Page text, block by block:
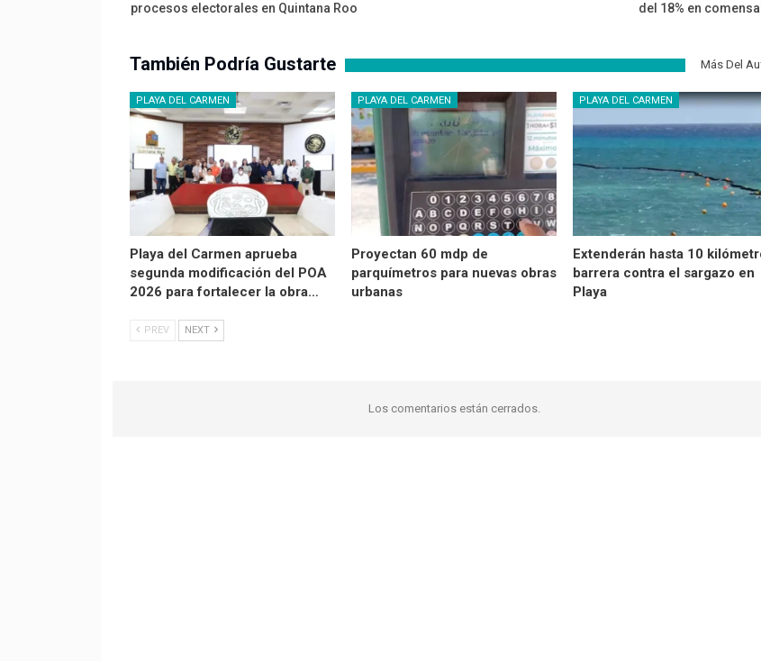
procesos electorales en Quintana Roo
del 18% en
También Podría Gustarte Más Del
PLAYA DEL CARMEN
Playa del Carmen aprueba
segunda modificación del POA
2026 para fortalecer la obra…
PLAYA DEL CARMEN
Proyectan 60 mdp de
parquímetros para nuevas obras
urbanas
PLAYA DEL CARMEN
Extenderán hasta 10
barrera contra el sargazo en
Playa
PREV NEXT
Los comentarios están cerrados.